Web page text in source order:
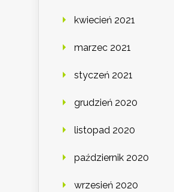
kwiecień 2021
marzec 2021
styczeń 2021
grudzień 2020
listopad 2020
październik 2020
wrzesień 2020